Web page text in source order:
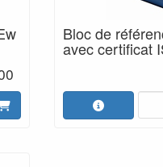
Bloc de
avec certificat